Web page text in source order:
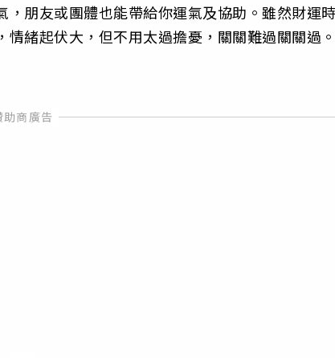
朋友或團體也能帶給你運氣及協助。雖然財運
緒起伏大，但不用太過擔憂，關關難過關關過